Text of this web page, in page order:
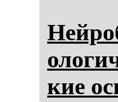
кие